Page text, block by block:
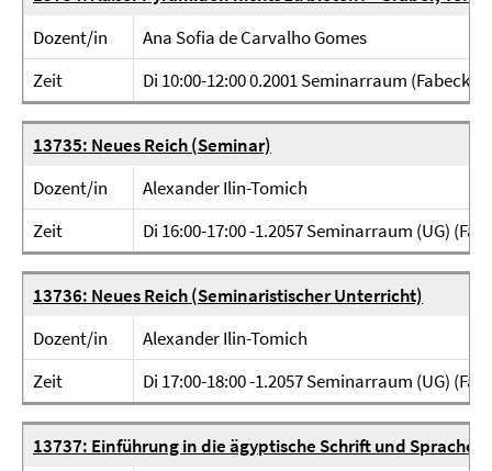
Dozent/in
Ana Sofia de Carvalho Gomes
Zeit
Di 10:00-12:00 0.2001 Seminarraum
13735: Neues Reich (Seminar)
Dozent/in
Alexander Ilin-Tomich
Zeit
Di 16:00-17:00 -1.2057 Seminarraum (UG)
13736: Neues Reich (Seminaristischer Unterricht)
Dozent/in
Alexander Ilin-Tomich
Zeit
Di 17:00-18:00 -1.2057 Seminarraum (UG)
13737: Einführung in die ägyptische Schrift und Sprache